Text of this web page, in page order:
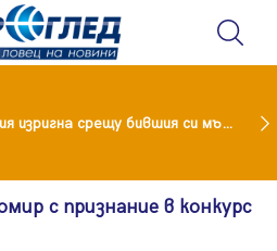
Глория изригна срещу бившия си мъж: Беше със 120-килограмова жена! Искаше бърза печалба...
с признание в конкурс